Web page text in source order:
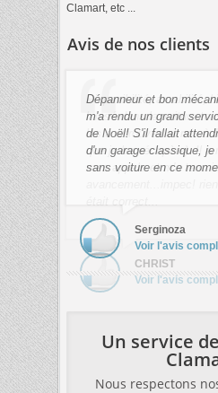
Clamart, etc ...
Avis de nos clients
Dépanneur et bon
m'a rendu un grand
de Noël! S'il fallait
d'un garage classique,
sans voiture en ce
Serginoza
Voir l'avis
Un service
Nous respectons